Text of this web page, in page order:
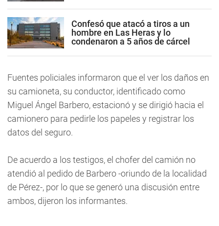
Confesó que atacó a tiros a un
hombre en Las Heras y lo
condenaron a 5 años de cárcel
Fuentes policiales informaron que el ver los daños en
su camioneta, su conductor, identificado como
Miguel Ángel Barbero, estacionó y se dirigió hacia el
camionero para pedirle los papeles y registrar los
datos del seguro.
De acuerdo a los testigos, el chofer del camión no
atendió al pedido de Barbero -oriundo de la localidad
de Pérez-, por lo que se generó una discusión entre
ambos, dijeron los informantes.